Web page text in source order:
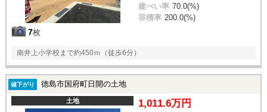
7枚
建ぺい率 70.0(%)
容積率 200.0(%)
南井上小学校まで約450ｍ（徒歩6分）
値下がり 徳島市国府町日開の土地
土地 1,011.6万円